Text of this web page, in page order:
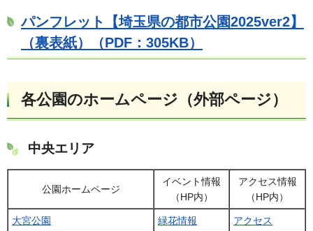
パンフレット【埼玉県の都市公園2025ver2】
（裏表紙）（PDF：305KB）
各公園のホームページ（外部ページ）
中央エリア
公園ホームページ
イベント情報
（HP内）
アクセス情報
（HP内）
大宮公園 緑花情報 アクセス